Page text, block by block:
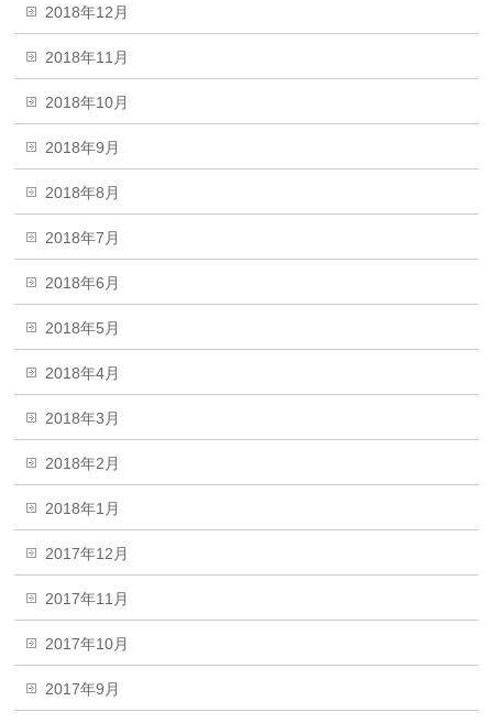
2018年12月
2018年11月
2018年10月
2018年9月
2018年8月
2018年7月
2018年6月
2018年5月
2018年4月
2018年3月
2018年2月
2018年1月
2017年12月
2017年11月
2017年10月
2017年9月